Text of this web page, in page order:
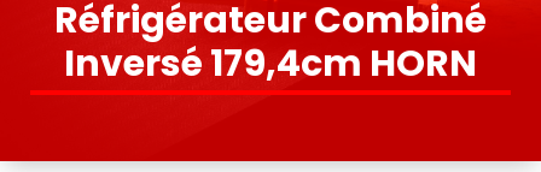
Réfrigérateur Combiné
Inversé 179,4cm HORN